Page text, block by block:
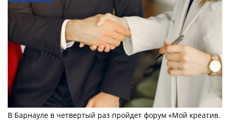
В Барнауле в четвертый раз пройдет форум «Мой креатив.